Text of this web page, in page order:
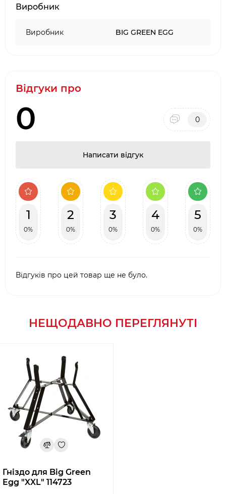
·
Два фірмових салони барбекю в місті Києві:
Наявність товару на складі виробника в
Виробник
Виробник BIG GREEN EGG
Відгуки про
0 0
Написати відгук
1
0%
2
0%
3
0%
4
0%
5
0%
Відгуків про цей товар ще не було.
НЕЩОДАВНО ПЕРЕГЛЯНУТІ
Гніздо для Big Green
Egg "XXL" 114723